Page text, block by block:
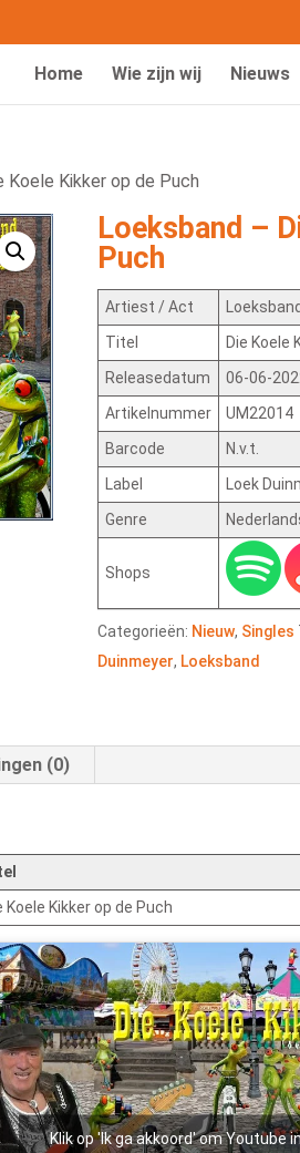
Home Wie zijn wij Nieuws
Koele Kikker op de Puch
Loeksband –
Puch
Artiest / Act
Loeksband
Titel
Die Koele
Releasedatum
06-06-
Artikelnummer
UM22014
Barcode
N.v.t.
Label
Loek
Genre
Shops
Categorieën: Nieuw, Singles
Duinmeyer, Loeksband
(0)
Koele Kikker op de Puch
Klik op 'Ik ga akkoord' om Youtube